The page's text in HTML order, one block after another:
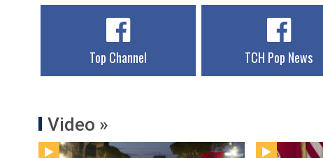
Top Channel TCH Pop News
Video »